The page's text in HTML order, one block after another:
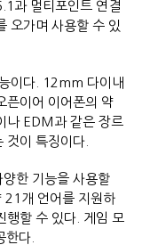
과 멀티포인트 연결
오가며 사용할 수 있
이다. 12mm 다이내
픈이어 이어폰의 약
나 EDM과 같은 장르
것이 특징이다.
양한 기능을 사용할
21개 언어를 지원하
행할 수 있다. 게임 모
공한다.